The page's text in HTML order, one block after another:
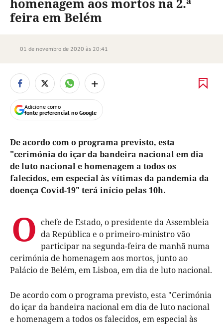
feira em Belém
01 de novembro de 2020 às 20:41
+
Adicione como
fonte preferencial no Google
De acordo com o programa previsto, esta
"cerimónia do içar da bandeira nacional em dia
de luto nacional e homenagem a todos os
falecidos, em especial às vítimas da pandemia da
doença Covid-19" terá início pelas 10h.
O chefe de Estado, o presidente da Assembleia
da República e o primeiro-ministro vão
participar na segunda-feira de manhã numa
cerimónia de homenagem aos mortos, junto ao
Palácio de Belém, em Lisboa, em dia de luto nacional.
De acordo com o programa previsto, esta "Cerimónia
do içar da bandeira nacional em dia de luto nacional
e homenagem a todos os falecidos, em especial às